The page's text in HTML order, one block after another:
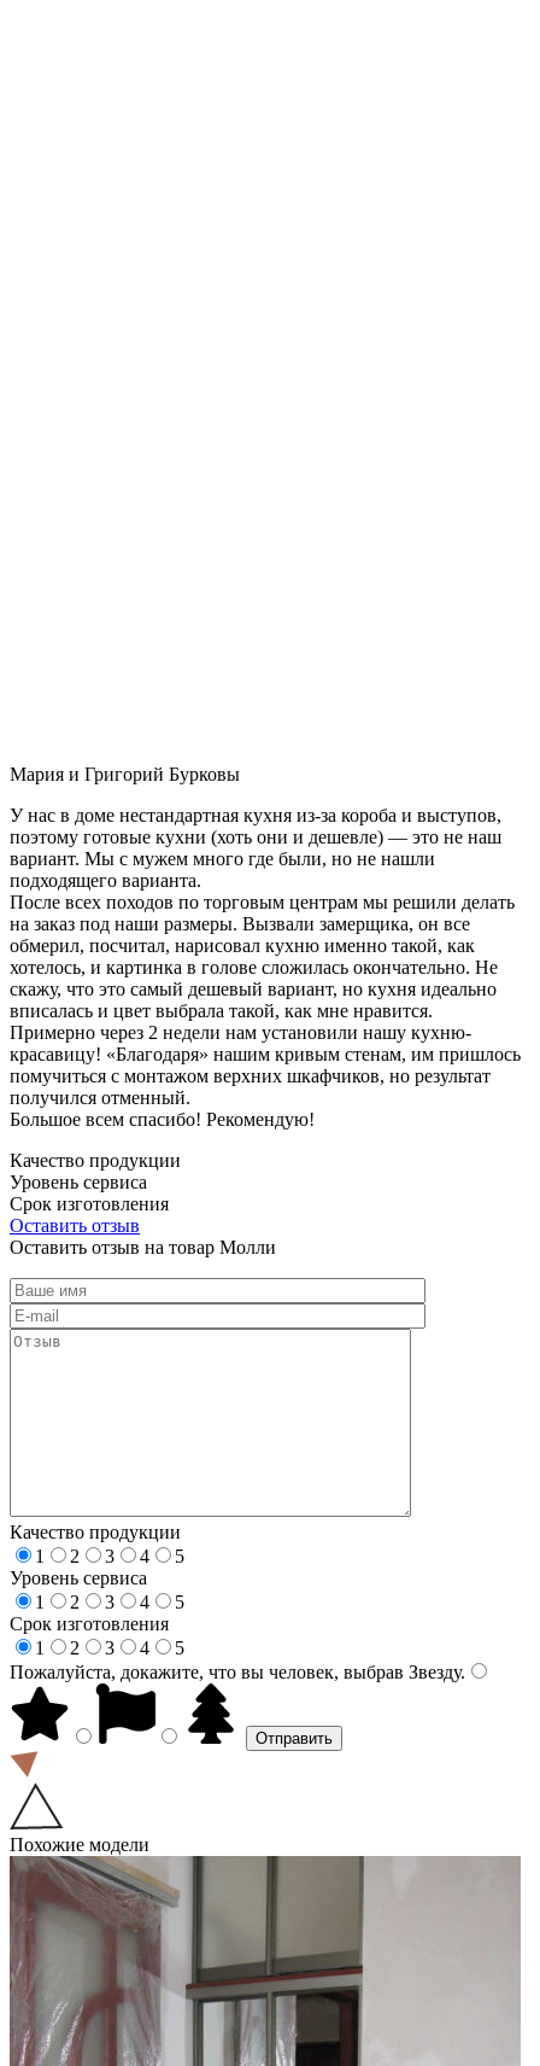
Мария и Григорий Бурковы
У нас в доме нестандартная кухня из-за короба и выступов,
поэтому готовые кухни (хоть они и дешевле) — это не наш
вариант. Мы с мужем много где были, но не нашли
подходящего варианта.
После всех походов по торговым центрам мы решили делать
на заказ под наши размеры. Вызвали замерщика, он все
обмерил, посчитал, нарисовал кухню именно такой, как
хотелось, и картинка в голове сложилась окончательно. Не
скажу, что это самый дешевый вариант, но кухня идеально
вписалась и цвет выбрала такой, как мне нравится.
Примерно через 2 недели нам установили нашу кухню-
красавицу! «Благодаря» нашим кривым стенам, им пришлось
помучиться с монтажом верхних шкафчиков, но результат
получился отменный.
Большое всем спасибо! Рекомендую!
Качество продукции
Уровень сервиса
Срок изготовления
Оставить отзыв
Оставить отзыв на товар Молли
Качество продукции
1
2 3 4
5
Уровень сервиса
1
2 3 4
5
Срок изготовления
1
2 3 4
5
Пожалуйста, докажите, что вы человек, выбрав Звезду.
Похожие модели